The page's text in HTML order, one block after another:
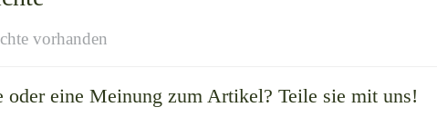
vorhanden
oder eine Meinung zum Artikel? Teile sie mit uns!